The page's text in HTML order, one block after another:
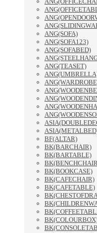
ANG(SOFA)
ANG(SOFA123)
ANG(SOFABED)
ANG(TEASET)
BF(ALTAR)
BK(BARCHAIR)
BK(BARTABLE)
BK(BOOKCASE)
BK(CAFECHAIR)
BK(CAFETABLE)